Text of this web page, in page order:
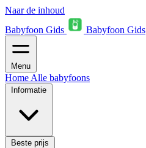
Naar de inhoud
Babyfoon Gids
Babyfoon Gids
Menu
Home Alle babyfoons
Informatie
Beste prijs